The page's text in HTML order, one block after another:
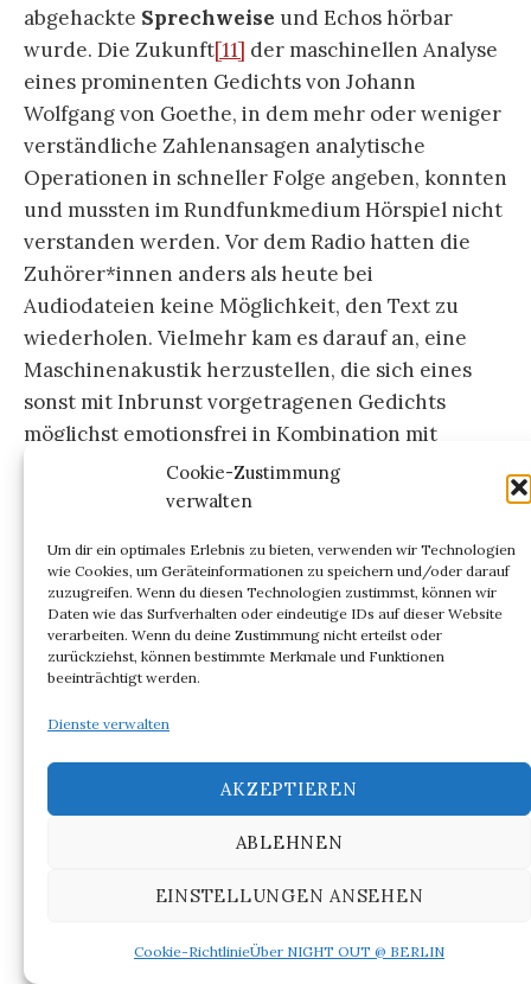
Cookie-Zustimmung
verwalten
Um dir ein optimales Erlebnis zu bieten, verwenden wir Technologien
wie Cookies, um Geräteinformationen zu speichern und/oder darauf
zuzugreifen. Wenn du diesen Technologien zustimmst, können wir
Daten wie das Surfverhalten oder eindeutige IDs auf dieser Website
verarbeiten. Wenn du deine Zustimmung nicht erteilst oder
zurückziehst, können bestimmte Merkmale und Funktionen
beeinträchtigt werden.
Dienste verwalten
AKZEPTIEREN
ABLEHNEN
EINSTELLUNGEN ANSEHEN
Cookie-RichtlinieÜber NIGHT OUT @ BERLIN
abgehackte Sprechweise und Echos hörbar
wurde. Die Zukunft[11] der maschinellen Analyse
eines prominenten Gedichts von Johann
Wolfgang von Goethe, in dem mehr oder weniger
verständliche Zahlenansagen analytische
Operationen in schneller Folge angeben, konnten
und mussten im Rundfunkmedium Hörspiel nicht
verstanden werden. Vor dem Radio hatten die
Zuhörer*innen anders als heute bei
Audiodateien keine Möglichkeit, den Text zu
wiederholen. Vielmehr kam es darauf an, eine
Maschinenakustik herzustellen, die sich eines
sonst mit Inbrunst vorgetragenen Gedichts
möglichst emotionsfrei in Kombination mit
Zahlenreihen annahm. Für die kanonischen
Goethe-Leser/Hörer der 23 Jahre jungen
gewesen.